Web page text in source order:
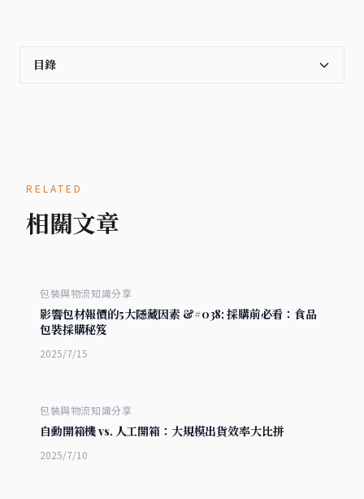
目錄
RELATED
相關文章
包裝與物流知識分享
影響包材報價的5大隱藏因素 &#038; 採購前必看：食品
包裝採購秘笈
2025/7/15
包裝與物流知識分享
自動開箱機 vs. 人工開箱：大規模出貨效率大比拼
2025/7/10